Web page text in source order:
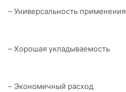
– Универсальность применения
– Хорошая укладываемость
– Экономичный расход